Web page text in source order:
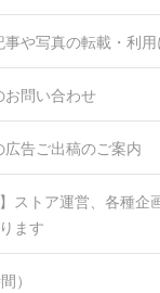
事や写真の転載・利
お問い合わせ
広告ご出稿のご案内
ストア運営、各種企
ます
）